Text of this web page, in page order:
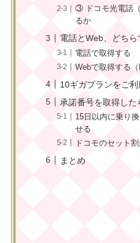
③ ドコモ光電話
るか
電話とWeb、どち
電話で取得する
Webで取得する（
10ギガプランをご
承諾番号を取得した
15日以内に乗り
せる
ドコモのセット
まとめ